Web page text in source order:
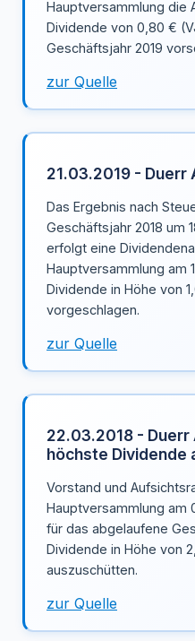
Hauptversammlung die
Dividende von 0,80 €
Geschäftsjahr 2019
zur Quelle
21.03.2019 - Duerr
Das Ergebnis nach
Geschäftsjahr 2018 um
erfolgt eine
Hauptversammlung am
Dividende in Höhe von
vorgeschlagen.
zur Quelle
22.03.2018 - Duerr
höchste Dividende
Vorstand und
Hauptversammlung am
für das abgelaufene
Dividende in Höhe von
auszuschütten.
zur Quelle